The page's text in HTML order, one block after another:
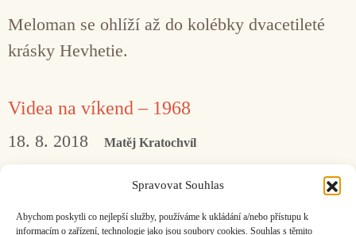
Spravovat Souhlas
Abychom poskytli co nejlepší služby, používáme k ukládání a/nebo přístupu k
informacím o zařízení, technologie jako jsou soubory cookies. Souhlas s těmito
Meloman se ohlíží až do kolébky dvacetileté
krásky Hevhetie.
Videa na víkend – 1968
18. 8. 2018 Matěj Kratochvíl
Facebook
Bandcamp
Mail